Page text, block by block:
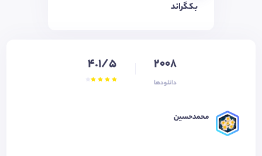
بکگراند
2008
دانلودها
4.1/5
محمدحسین ‌‌